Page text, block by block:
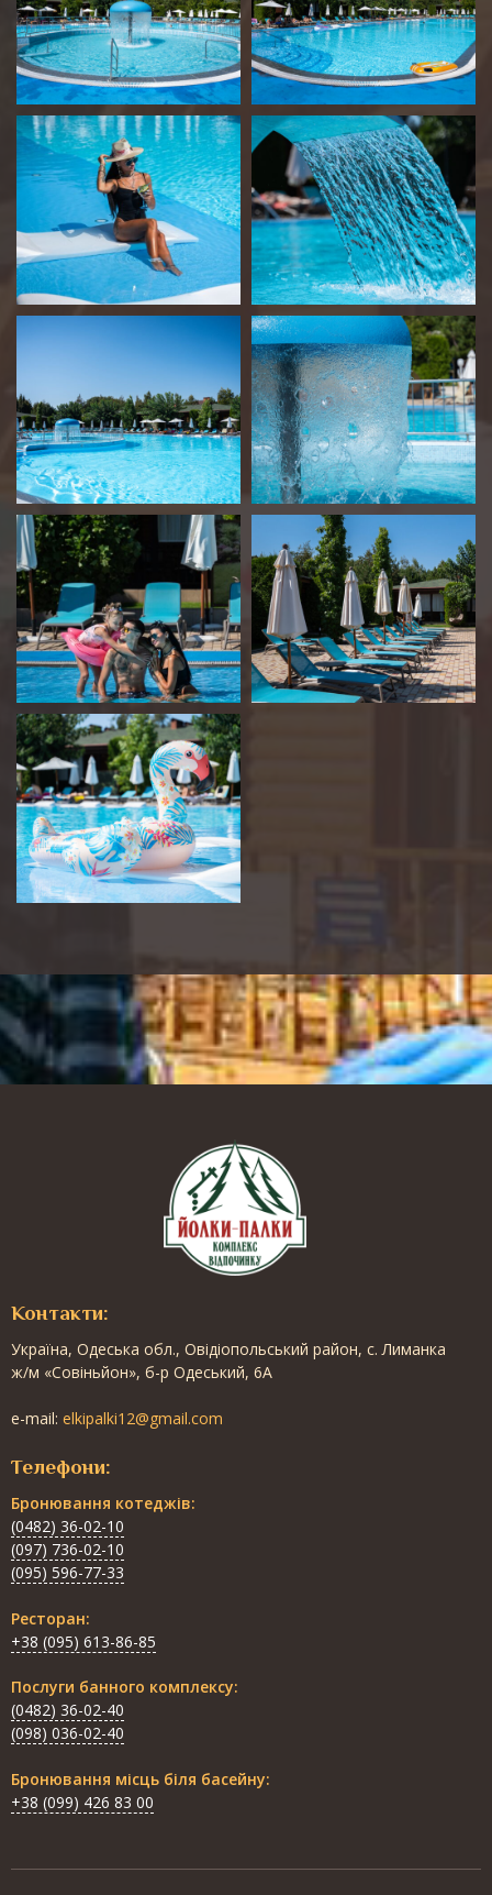
Контакти:
Українa, Одеська обл., Овідіопольський район, с. Лиманка
ж/м «Совіньйон», б-р Одеський, 6А
e-mail: elkipalki12@gmail.com
Телефони:
Бронювання котеджів:
(0482) 36-02-10
(097) 736-02-10
(095) 596-77-33
Ресторан:
+38 (095) 613-86-85
Послуги банного комплексу:
(0482) 36-02-40
(098) 036-02-40
Бронювання місць біля басейну:
+38 (099) 426 83 00